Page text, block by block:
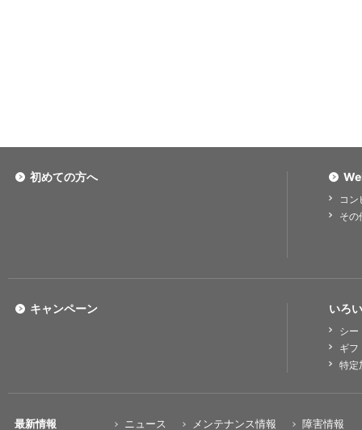
初めての方へ
コ
その
いろ
シー
ギフ
特定
キャンペーン
最新情報 ニュース メンテナンス情報 障害情報